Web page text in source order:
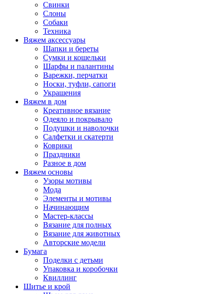
Свинки
Слоны
Собаки
Техника
Вяжем аксессуары
Шапки и береты
Сумки и кошельки
Шарфы и палантины
Варежки, перчатки
Носки, туфли, сапоги
Украшения
Вяжем в дом
Креативное вязание
Одеяло и покрывало
Подушки и наволочки
Салфетки и скатерти
Коврики
Праздники
Разное в дом
Вяжем основы
Узоры мотивы
Мода
Элементы и мотивы
Начинающим
Мастер-классы
Вязание для полных
Вязание для животных
Авторские модели
Бумага
Поделки с детьми
Упаковка и коробочки
Квиллинг
Шитье и крой